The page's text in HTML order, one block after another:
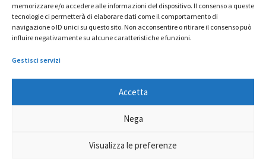
memorizzare e/o accedere alle informazioni del dispositivo. Il consenso a queste
tecnologie ci permetterà di elaborare dati come il comportamento di
navigazione o ID unici su questo sito. Non acconsentire o ritirare il consenso può
influire negativamente su alcune caratteristiche e funzioni.
Gestisci servizi
Accetta
Nega
Visualizza le preferenze
iVision Communication S.r.l.- P.Iva 04233830407 - REA: RN
331582 Copyright 2026. Tutti i diritti riservati.